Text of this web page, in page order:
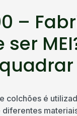
–
colchões é